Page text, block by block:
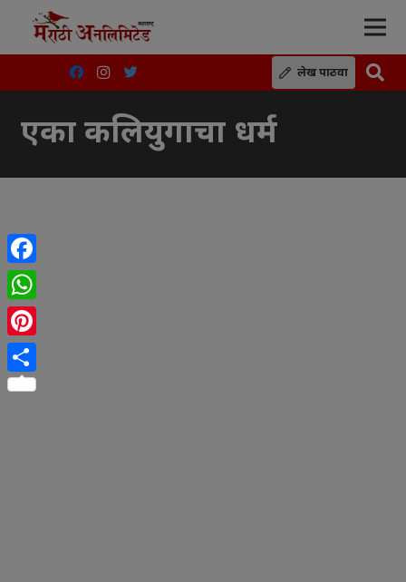
लेख पाठवा
एका कलियुगाचा धर्म
Facebook
WhatsApp
Pinterest
Share